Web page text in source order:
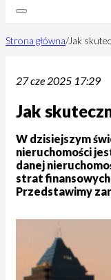
Strona główna/Jak
27 cze 2025 17:29
Jak
W dzisiejszym
nieruchomości
danej
strat
Przedstawimy